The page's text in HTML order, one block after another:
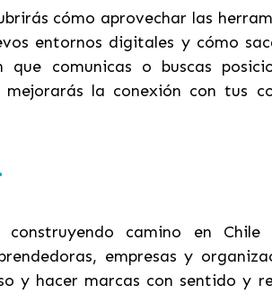
cómo aprovechar las
entornos digitales y cómo
comunicas o buscas
la conexión con tus
camino en Chile
empresas y
y hacer marcas con sentido y